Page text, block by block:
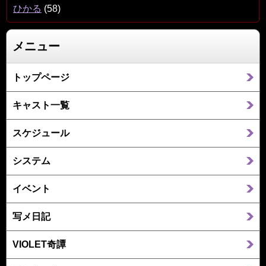
ひかる (58)
メニュー
トップページ
キャスト一覧
スケジュール
システム
イベント
写メ日記
VIOLET奇譚